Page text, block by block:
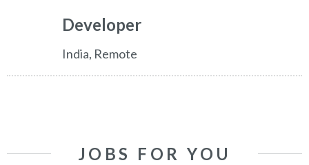
Developer
India, Remote
JOBS FOR YOU